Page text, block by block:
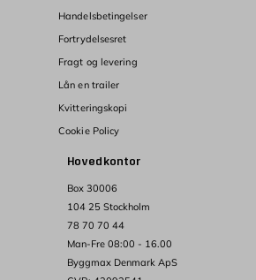
Hovedkontor
Box 30006
104 25 Stockholm
78 70 70 44
Man-Fre 08:00 - 16.00
Byggmax Denmark ApS
Handelsbetingelser
Fortrydelsesret
Fragt og levering
Lån en trailer
Kvitteringskopi
Cookie Policy